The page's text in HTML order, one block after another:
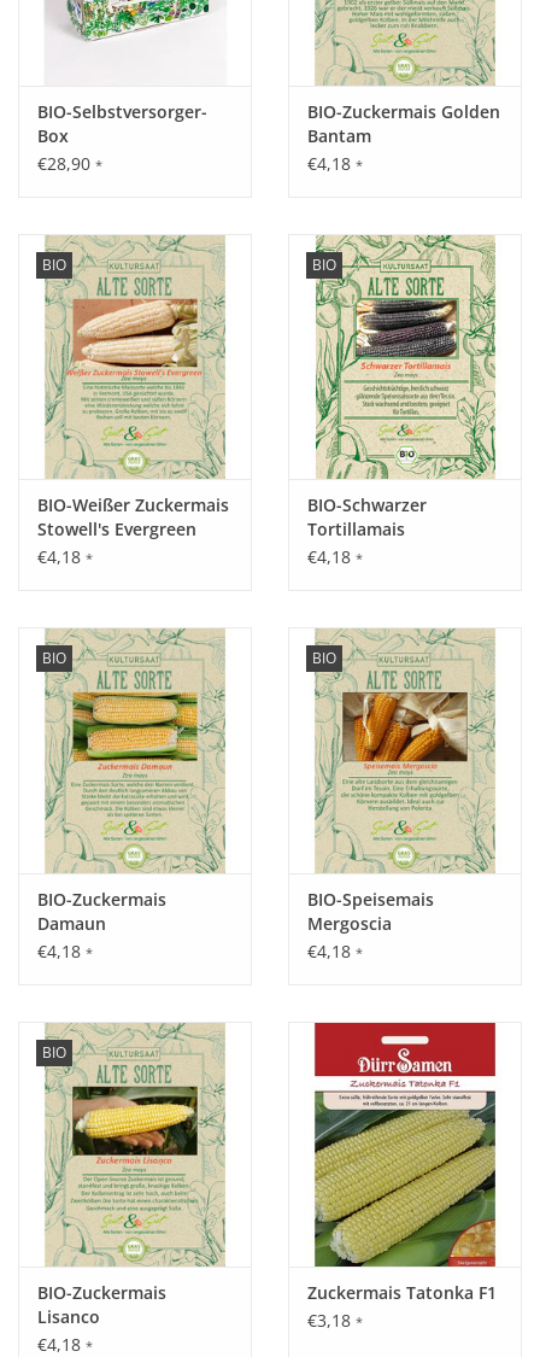
BIO-Selbstversorger-
Box
€28,90 *
BIO-Zuckermais Golden
Bantam
€4,18 *
BIO
BIO-Weißer Zuckermais
Stowell's Evergreen
€4,18 *
BIO
BIO-Schwarzer
Tortillamais
€4,18 *
BIO
BIO-Zuckermais
Damaun
€4,18 *
BIO
BIO-Speisemais
Mergoscia
€4,18 *
BIO
BIO-Zuckermais
Lisanco
€4,18 *
Zuckermais Tatonka F1
€3,18 *